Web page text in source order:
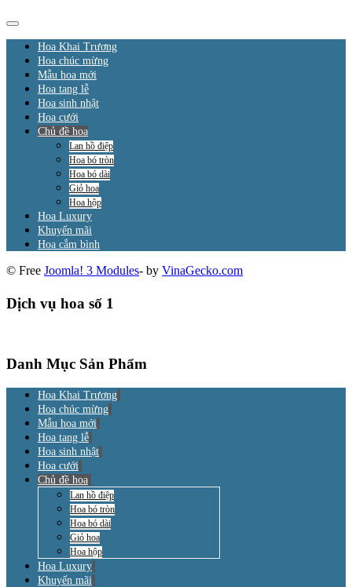
Hoa Khai Trương
Hoa chúc mừng
Mẫu hoa mới
Hoa tang lễ
Hoa sinh nhật
Hoa cưới
Chủ đề hoa
Lan hồ điệp
Hoa bó tròn
Hoa bó dài
Giỏ hoa
Hoa hộp
Hoa Luxury
Khuyến mãi
Hoa cắm bình
© Free Joomla! 3 Modules- by VinaGecko.com
Dịch vụ hoa số 1
Danh Mục Sản Phẩm
Hoa Khai Trương
Hoa chúc mừng
Mẫu hoa mới
Hoa tang lễ
Hoa sinh nhật
Hoa cưới
Chủ đề hoa
Lan hồ điệp
Hoa bó tròn
Hoa bó dài
Giỏ hoa
Hoa hộp
Hoa Luxury
Khuyến mãi